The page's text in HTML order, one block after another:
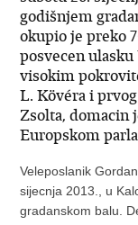
godišnjem
okupio je preko
posvecen
visokim
L. Kövéra i
Zsolta, domacin
Europskom
Veleposlanik
sijecnja 2013., u
gradanskom balu.